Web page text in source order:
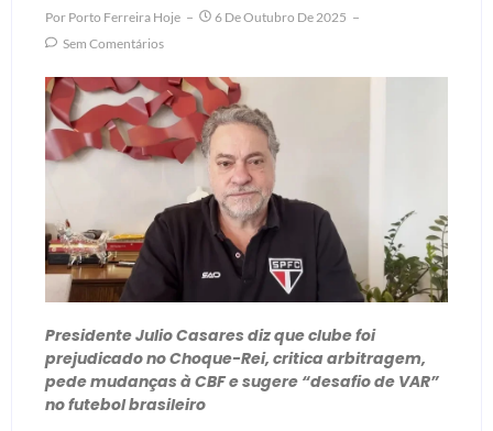
Por Porto Ferreira Hoje
6 De Outubro De 2025
Sem Comentários
Presidente Julio Casares diz que clube foi
prejudicado no Choque-Rei, critica arbitragem,
pede mudanças à CBF e sugere “desafio de VAR”
no futebol brasileiro